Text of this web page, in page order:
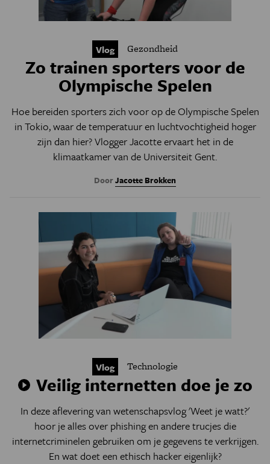
Vlog Gezondheid
Zo trainen sporters voor de
Olympische Spelen
Hoe bereiden sporters zich voor op de Olympische Spelen
in Tokio, waar de temperatuur en luchtvochtigheid hoger
zijn dan hier? Vlogger Jacotte ervaart het in de
klimaatkamer van de Universiteit Gent.
DoorJacotte Brokken
Vlog Technologie
Veilig internetten doe je zo
In deze aflevering van wetenschapsvlog 'Weet je watt?'
hoor je alles over phishing en andere trucjes die
internetcriminelen gebruiken om je gegevens te verkrijgen.
En wat doet een ethisch hacker eigenlijk?